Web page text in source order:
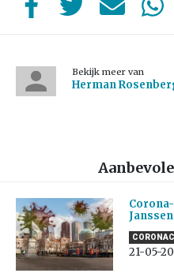
Bekijk meer van
Herman
21-05-